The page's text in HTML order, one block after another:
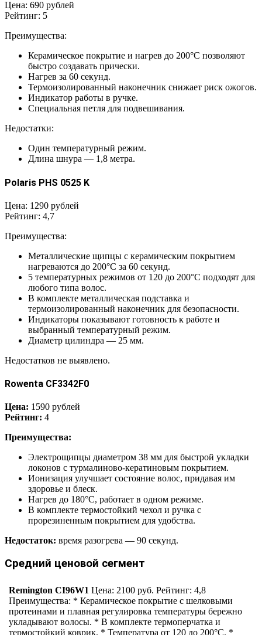
Цена: 690 рублей
Рейтинг: 5
Преимущества:
Керамическое покрытие и нагрев до 200°С позволяют
быстро создавать прически.
Нагрев за 60 секунд.
Термоизолированный наконечник снижает риск ожогов.
Индикатор работы в ручке.
Специальная петля для подвешивания.
Недостатки:
Один температурный режим.
Длина шнура — 1,8 метра.
Polaris PHS 0525 K
Цена: 1290 рублей
Рейтинг: 4,7
Преимущества:
Металлические щипцы с керамическим покрытием
нагреваются до 200°С за 60 секунд.
5 температурных режимов от 120 до 200°С подходят для
любого типа волос.
В комплекте металлическая подставка и
термоизолированный наконечник для безопасности.
Индикаторы показывают готовность к работе и
выбранный температурный режим.
Диаметр цилиндра — 25 мм.
Недостатков не выявлено.
Rowenta CF3342F0
Цена: 1590 рублей
Рейтинг: 4
Преимущества:
Электрощипцы диаметром 38 мм для быстрой укладки
локонов с турмалиново-кератиновым покрытием.
Ионизация улучшает состояние волос, придавая им
здоровье и блеск.
Нагрев до 180°С, работает в одном режиме.
В комплекте термостойкий чехол и ручка с
прорезиненным покрытием для удобства.
Недостаток: время разогрева — 90 секунд.
Средний ценовой сегмент
Remington CI96W1 Цена: 2100 руб. Рейтинг: 4,8
Преимущества: * Керамическое покрытие с шелковыми
протеинами и плавная регулировка температуры бережно
укладывают волосы. * В комплекте термоперчатка и
термостойкий коврик. * Температура от 120 до 200°С. *